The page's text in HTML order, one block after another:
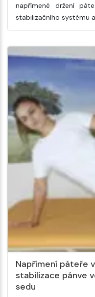
napřímené držení
stabilizačního systému
Napřímení páteře
stabilizace pánve
sedu